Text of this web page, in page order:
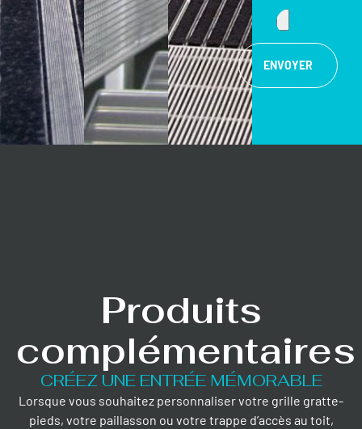
ENVOYER
Produits
complémentaires
CRÉEZ UNE ENTRÉE MÉMORABLE
Lorsque vous souhaitez personnaliser votre grille gratte-
pieds, votre paillasson ou votre trappe d’accès au toit,